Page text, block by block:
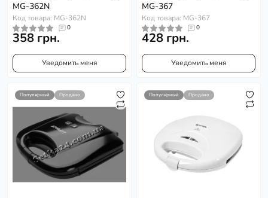
MG-362N
Код товара: MG-362N
0
358 грн.
Уведомить меня
MG-367
Код товара: MG-367
0
428 грн.
Уведомить меня
Популярный Продано Популярный Продано